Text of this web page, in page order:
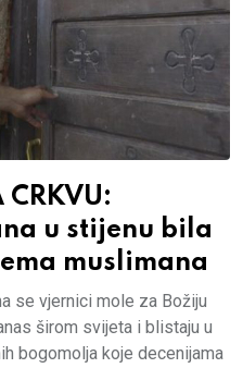
CRKVU:
u stijenu bila
muslimana
se vjernici mole za Božiju
širom svijeta i blistaju u
bogomolja koje decenijama